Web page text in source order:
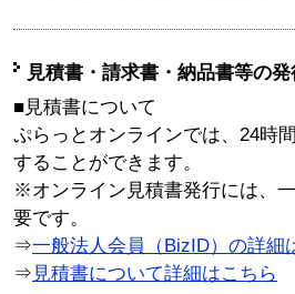
見積書・請求書・納品書等の
■見積書について
ぷらっとオンラインでは、24時
することができます。
※オンライン見積書発行には、
要です。
⇒一般法人会員（BizID）の詳細
⇒ 見積書について詳細はこちら